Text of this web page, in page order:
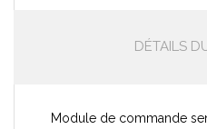
DÉTAILS
Module de commande